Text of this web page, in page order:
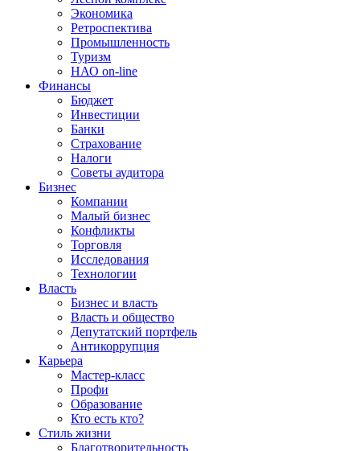
Экономика
Ретроспектива
Промышленность
Туризм
НАО on-line
Финансы
Бюджет
Инвестиции
Банки
Страхование
Налоги
Советы аудитора
Бизнес
Компании
Малый бизнес
Конфликты
Торговля
Исследования
Технологии
Власть
Бизнес и власть
Власть и общество
Депутатский портфель
Антикоррупция
Карьера
Мастер-класс
Профи
Образование
Кто есть кто?
Стиль жизни
Благотворительность